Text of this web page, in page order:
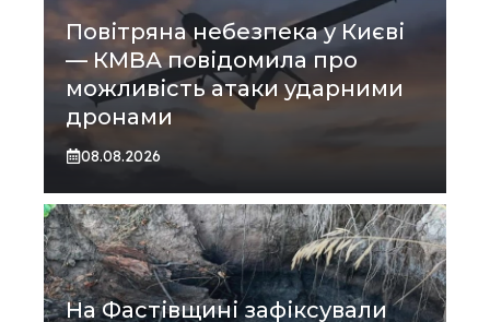
Повітряна небезпека у Києві
— КМВА повідомила про
можливість атаки ударними
дронами
08.08.2026
На Фастівщині зафіксували